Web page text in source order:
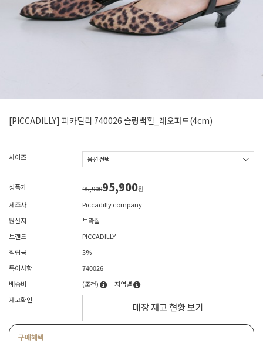
[PICCADILLY] 피카딜리 740026 슬링백힐_레오파드(4cm)
사이즈
상품가 95,90095,900원
제조사
Piccadilly company
원산지
브라질
브랜드
PICCADILLY
적립금
3%
특이사항
740026
배송비
(조건)
지역별
재고확인
매장 재고 현황 보기
구매혜택